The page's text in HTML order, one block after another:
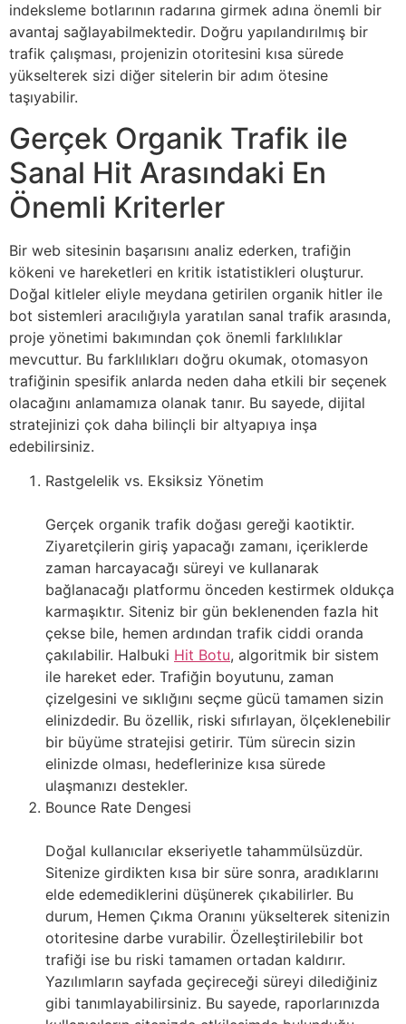
indeksleme botlarının radarına girmek adına önemli bir
avantaj sağlayabilmektedir. Doğru yapılandırılmış bir
trafik çalışması, projenizin otoritesini kısa sürede
yükselterek sizi diğer sitelerin bir adım ötesine
taşıyabilir.
Gerçek Organik Trafik ile
Sanal Hit Arasındaki En
Önemli Kriterler
Bir web sitesinin başarısını analiz ederken, trafiğin
kökeni ve hareketleri en kritik istatistikleri oluşturur.
Doğal kitleler eliyle meydana getirilen organik hitler ile
bot sistemleri aracılığıyla yaratılan sanal trafik arasında,
proje yönetimi bakımından çok önemli farklılıklar
mevcuttur. Bu farklılıkları doğru okumak, otomasyon
trafiğinin spesifik anlarda neden daha etkili bir seçenek
olacağını anlamamıza olanak tanır. Bu sayede, dijital
stratejinizi çok daha bilinçli bir altyapıya inşa
edebilirsiniz.
Rastgelelik vs. Eksiksiz Yönetim
Gerçek organik trafik doğası gereği kaotiktir.
Ziyaretçilerin giriş yapacağı zamanı, içeriklerde
zaman harcayacağı süreyi ve kullanarak
bağlanacağı platformu önceden kestirmek oldukça
karmaşıktır. Siteniz bir gün beklenenden fazla hit
çekse bile, hemen ardından trafik ciddi oranda
çakılabilir. Halbuki Hit Botu, algoritmik bir sistem
ile hareket eder. Trafiğin boyutunu, zaman
çizelgesini ve sıklığını seçme gücü tamamen sizin
elinizdedir. Bu özellik, riski sıfırlayan, ölçeklenebilir
bir büyüme stratejisi getirir. Tüm sürecin sizin
elinizde olması, hedeflerinize kısa sürede
ulaşmanızı destekler.
Bounce Rate Dengesi
Doğal kullanıcılar ekseriyetle tahammülsüzdür.
Sitenize girdikten kısa bir süre sonra, aradıklarını
elde edemediklerini düşünerek çıkabilirler. Bu
durum, Hemen Çıkma Oranını yükselterek sitenizin
otoritesine darbe vurabilir. Özelleştirilebilir bot
trafiği ise bu riski tamamen ortadan kaldırır.
Yazılımların sayfada geçireceği süreyi dilediğiniz
gibi tanımlayabilirsiniz. Bu sayede, raporlarınızda